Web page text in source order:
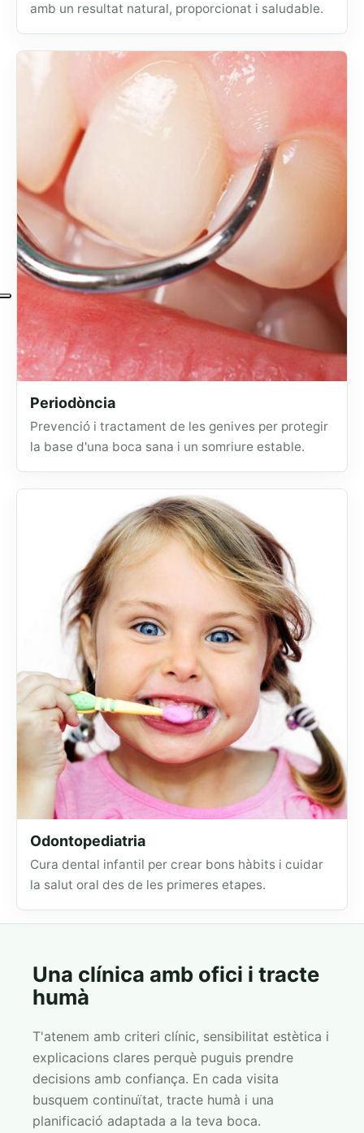
amb un resultat natural, proporcionat i saludable.
Periodòncia
Prevenció i tractament de les genives per protegir
la base d'una boca sana i un somriure estable.
Odontopediatria
Cura dental infantil per crear bons hàbits i cuidar
la salut oral des de les primeres etapes.
Una clínica amb ofici i tracte
humà
T'atenem amb criteri clínic, sensibilitat estètica i
explicacions clares perquè puguis prendre
decisions amb confiança. En cada visita
busquem continuïtat, tracte humà i una
planificació adaptada a la teva boca.